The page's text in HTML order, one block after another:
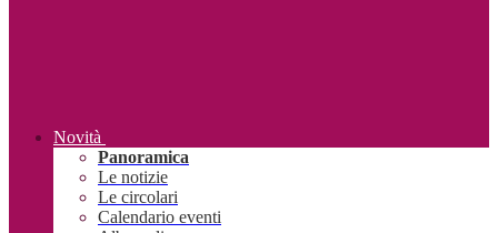
Novità
Panoramica
Le notizie
Le circolari
Calendario eventi